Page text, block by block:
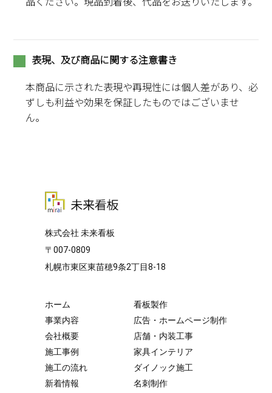
表現、及び商品に関する注意書き
本商品に示された表現や再現性には個人差があり、必
ずしも利益や効果を保証したものではございませ
ん。
株式会社 未来看板
〒007-0809
札幌市東区東苗穂9条2丁目8-18
ホーム
事業内容
会社概要
施工事例
施工の流れ
新着情報
看板製作
広告・ホームページ制作
店舗・内装工事
家具インテリア
ダイノック施工
名刺制作